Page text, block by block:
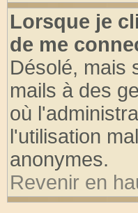
Lorsque je
de me
Désolé, mais
mails à des
où
l'utilisation
anonymes.
Revenir en